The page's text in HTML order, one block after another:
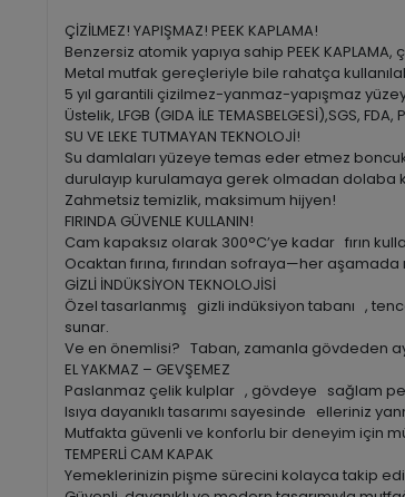
ÇİZİLMEZ! YAPIŞMAZ! PEEK KAPLAMA!
Benzersiz atomik yapıya sahip PEEK KAPLAMA,
Metal mutfak gereçleriyle bile rahatça
5 yıl garantili çizilmez-yanmaz-yapışmaz
Üstelik, LFGB (GIDA İLE TEMASBELGESİ),SGS,
SU VE LEKE TUTMAYAN TEKNOLOJİ!
Su damlaları yüzeye temas eder etmez
durulayıp kurulamaya gerek olmadan dolaba
Zahmetsiz temizlik, maksimum hijyen!
FIRINDA GÜVENLE KULLANIN!
Cam kapaksız olarak 300°C’ye kadar fırın
Ocaktan fırına, fırından sofraya—her
GİZLİ İNDÜKSİYON TEKNOLOJİSİ
Özel tasarlanmış gizli indüksiyon tabanı ,
sunar.
Ve en önemlisi? Taban, zamanla gövdeden
EL YAKMAZ – GEVŞEMEZ
Paslanmaz çelik kulplar , gövdeye sağlam
Isıya dayanıklı tasarımı sayesinde elleriniz
Mutfakta güvenli ve konforlu bir deneyim için
TEMPERLİ CAM KAPAK
Yemeklerinizin pişme sürecini kolayca takip